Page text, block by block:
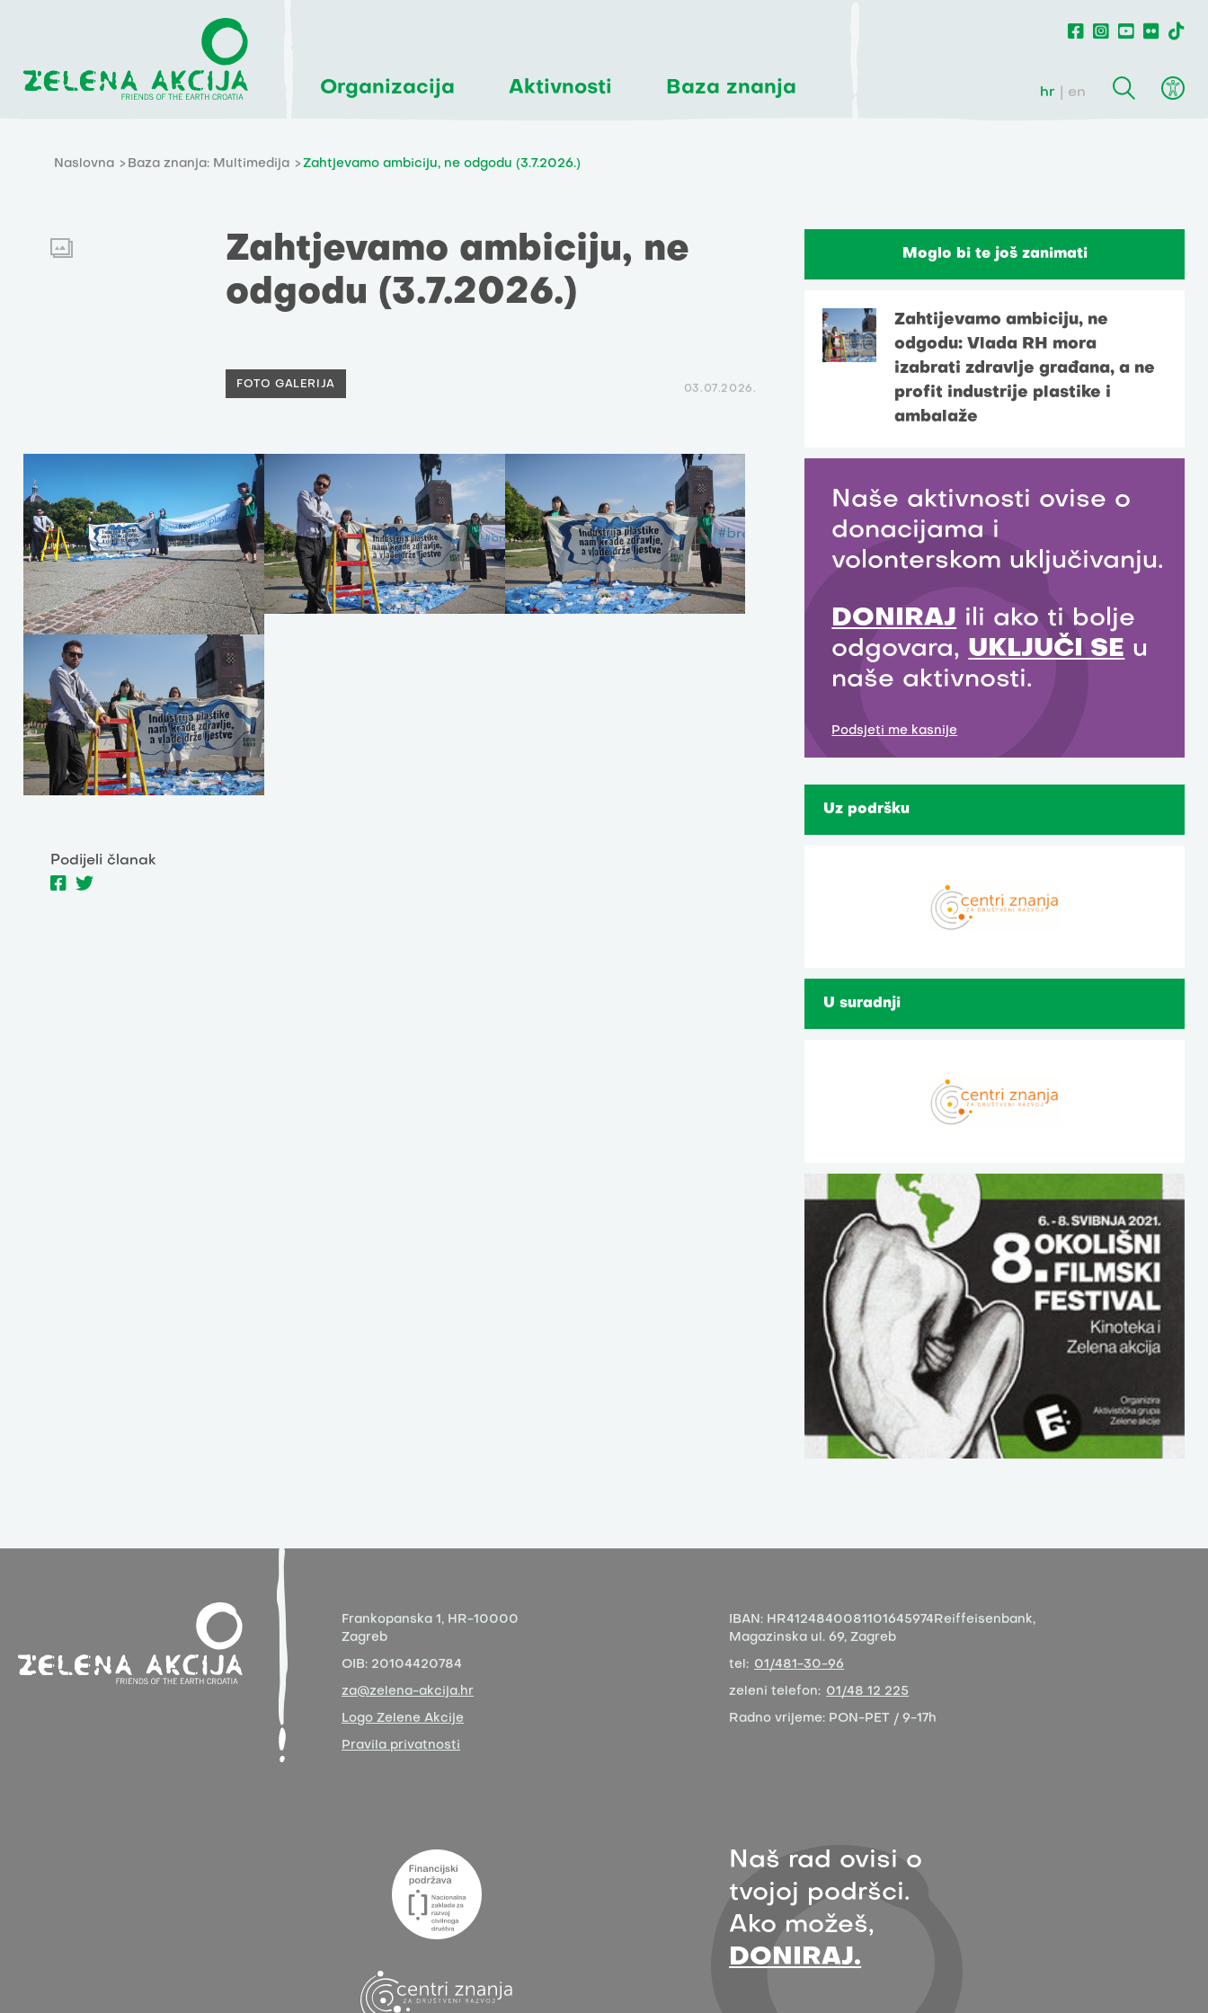
Organizacija Aktivnosti Baza znanja hr en
Naslovna Baza znanja: Multimedija Zahtjevamo ambiciju, ne odgodu (3.7.2026.)
Zahtjevamo ambiciju, ne
odgodu (3.7.2026.)
FOTO GALERIJA 03.07.2026.
Podijeli članak
Moglo bi te još zanimati
Zahtijevamo ambiciju, ne
odgodu: Vlada RH mora
izabrati zdravlje građana, a ne
profit industrije plastike i
ambalaže
Naše aktivnosti ovise o
donacijama i
volonterskom uključivanju.
DONIRAJ ili ako ti bolje
odgovara, UKLJUČI SE u
naše aktivnosti.
Podsjeti me kasnije
Uz podršku
U suradnji
Frankopanska 1, HR-10000
Zagreb
OIB: 20104420784
za@zelena-akcija.hr
Logo Zelene Akcije
Pravila privatnosti
IBAN: HR4124840081101645974 Reiffeisenbank,
Magazinska ul. 69, Zagreb
tel: 01/481-30-96
zeleni telefon: 01/48 12 225
Radno vrijeme: PON-PET / 9-17h
Naš rad ovisi o
tvojoj podršci.
Ako možeš,
DONIRAJ.